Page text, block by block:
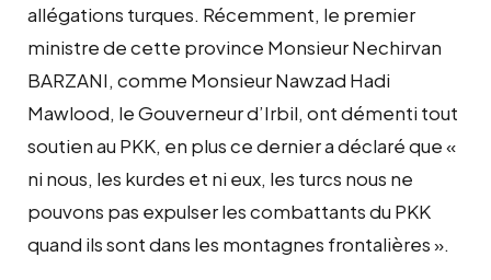
allégations turques. Récemment, le premier
ministre de cette province Monsieur Nechirvan
BARZANI, comme Monsieur Nawzad Hadi
Mawlood, le Gouverneur d’Irbil, ont démenti tout
soutien au PKK, en plus ce dernier a déclaré que «
ni nous, les kurdes et ni eux, les turcs nous ne
pouvons pas expulser les combattants du PKK
quand ils sont dans les montagnes frontalières ».